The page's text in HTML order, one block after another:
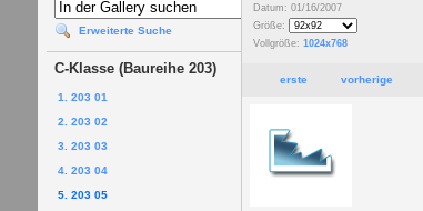
Erweiterte Suche
C-Klasse (Baureihe 203)
1. 203 01
2. 203 02
3. 203 03
4. 203 04
5. 203 05
Datum: 01/16/2007
Größe:
Vollgröße: 1024x768
erste vorherige